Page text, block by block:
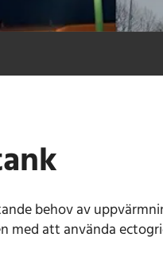
behov av
med att använda